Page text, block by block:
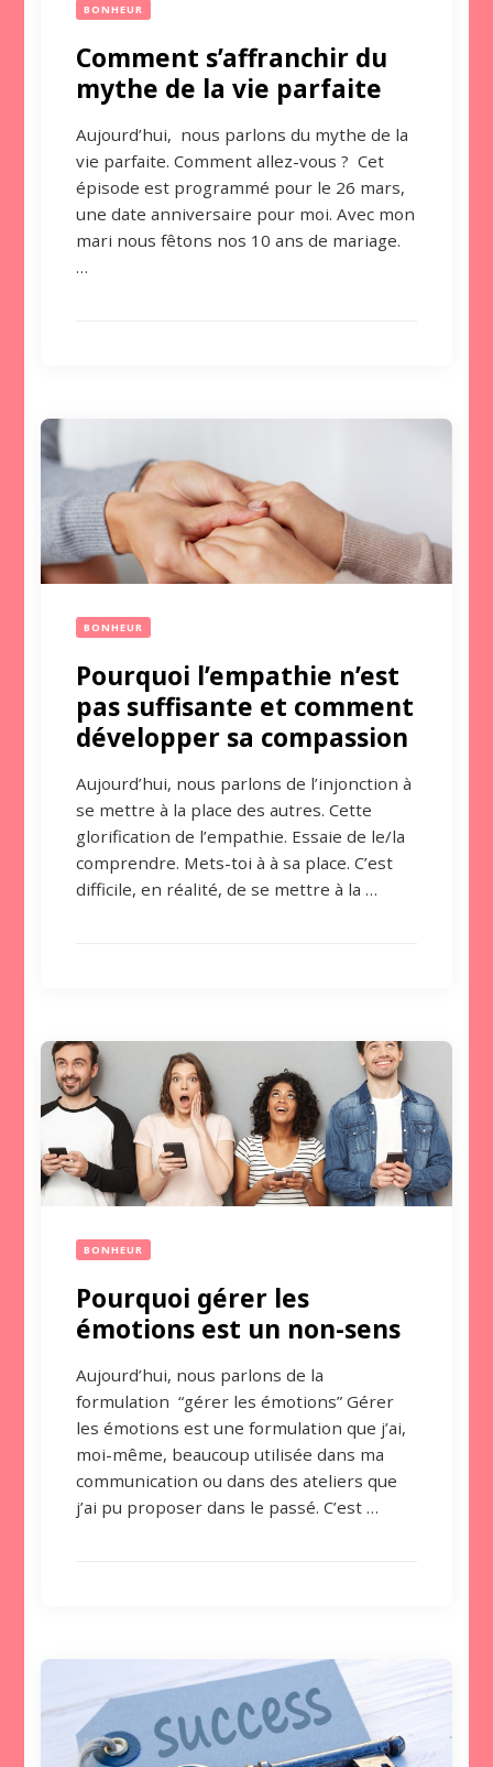
BONHEUR
Comment s’affranchir du
mythe de la vie parfaite
Aujourd’hui, nous parlons du mythe de la
vie parfaite. Comment allez-vous ? Cet
épisode est programmé pour le 26 mars,
une date anniversaire pour moi. Avec mon
mari nous fêtons nos 10 ans de mariage.
…
BONHEUR
Pourquoi l’empathie n’est
pas suffisante et comment
développer sa compassion
Aujourd’hui, nous parlons de l’injonction à
se mettre à la place des autres. Cette
glorification de l’empathie. Essaie de le/la
comprendre. Mets-toi à à sa place. C’est
difficile, en réalité, de se mettre à la …
BONHEUR
Pourquoi gérer les
émotions est un non-sens
Aujourd’hui, nous parlons de la
formulation “gérer les émotions” Gérer
les émotions est une formulation que j’ai,
moi-même, beaucoup utilisée dans ma
communication ou dans des ateliers que
j’ai pu proposer dans le passé. C’est …